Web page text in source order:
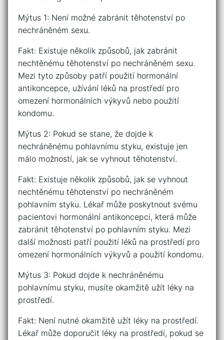
Mýtus 1: Není možné zabránit těhotenství po
nechráněném sexu.
Fakt: Existuje několik způsobů, jak zabránit
nechtěnému těhotenství po nechráněném sexu.
Mezi tyto způsoby patří použití hormonální
antikoncepce, užívání léků na prostředí pro
omezení hormonálních výkyvů nebo použití
kondomu.
Mýtus 2: Pokud se stane, že dojde k
nechráněnému pohlavnímu styku, existuje jen
málo možností, jak se vyhnout těhotenství.
Fakt: Existuje několik způsobů, jak se vyhnout
nechtěnému těhotenství po nechráněném
pohlavním styku. Lékař může poskytnout svému
pacientovi hormonální antikoncepci, která může
zabránit těhotenství po pohlavním styku. Mezi
další možnosti patří použití léků na prostředí pro
omezení hormonálních výkyvů a použití kondomu.
Mýtus 3: Pokud dojde k nechráněnému
pohlavnímu styku, musíte okamžitě užít léky na
prostředí.
Fakt: Není nutné okamžitě užít léky na prostředí.
Lékař může doporučit léky na prostředí, pokud se